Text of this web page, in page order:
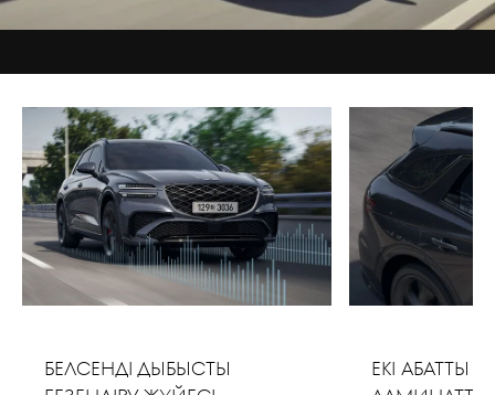
БЕЛСЕНДІ ДЫБЫСТЫҚ
ЕКІ ҚАБАТТЫ